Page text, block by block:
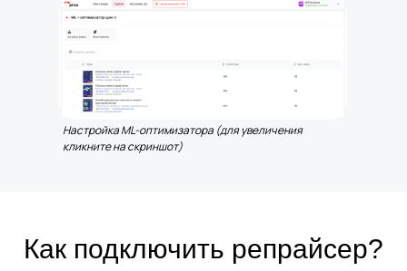
Настройка ML-оптимизатора (для увеличения
кликните на скриншот)
Как подключить репрайсер?